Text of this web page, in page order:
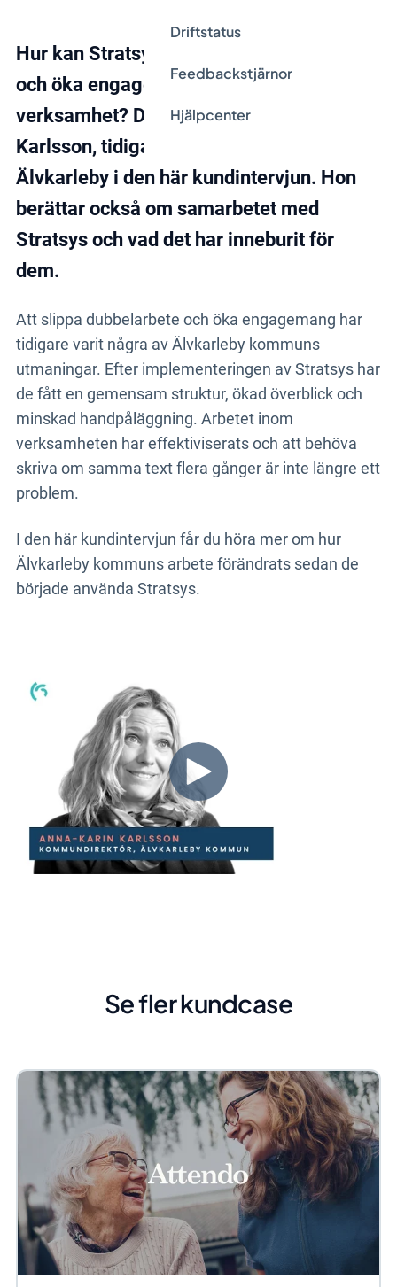
Driftstatus
Feedbackstjärnor
Hjälpcenter
Hur kan Stratsys effektivisera arbetslivet
och öka engagemanget för din
verksamhet? Det berättar Anna-Karin
Karlsson, tidigare kommundirektör för
Älvkarleby i den här kundintervjun. Hon
berättar också om samarbetet med
Stratsys och vad det har inneburit för
dem.
Att slippa dubbelarbete och öka engagemang har
tidigare varit några av Älvkarleby kommuns
utmaningar. Efter implementeringen av Stratsys har
de fått en gemensam struktur, ökad överblick och
minskad handpåläggning. Arbetet inom
verksamheten har effektiviserats och att behöva
skriva om samma text flera gånger är inte längre ett
problem.
I den här kundintervjun får du höra mer om hur
Älvkarleby kommuns arbete förändrats sedan de
började använda Stratsys.
Se fler kundcase